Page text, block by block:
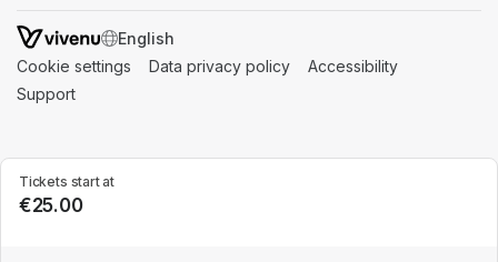
Tickets start at
€25.00
SWITCH LANGUAGE
Cookie settings (opens in a new tab)
Data privacy policy (opens in a new tab)
Accessibility
Support